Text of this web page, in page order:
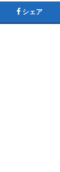
シェア